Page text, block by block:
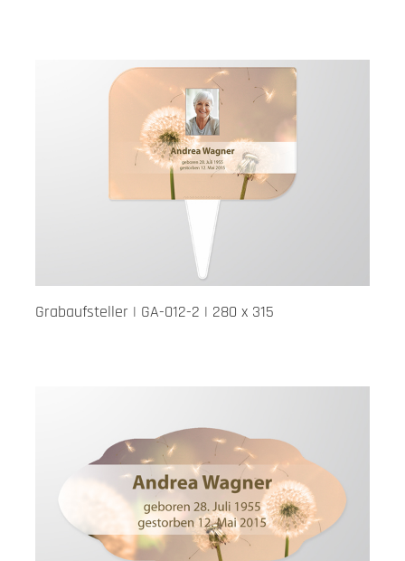
Grabaufsteller | GA-012-2 | 280 x 315